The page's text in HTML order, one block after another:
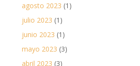
agosto 2023 (1)
julio 2023 (1)
junio 2023 (1)
mayo 2023 (3)
abril 2023 (3)